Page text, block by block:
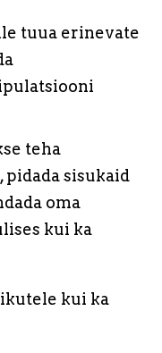
tuua erinevate
teha
pidada sisukaid
oma
kui ka
kui ka